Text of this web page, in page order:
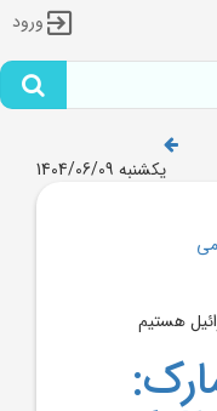
ورود
یکشنبه 1404/06/09